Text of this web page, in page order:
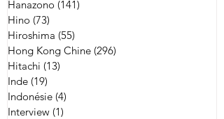
Hanazono (141)
Hino (73)
Hiroshima (55)
Hong Kong Chine (296)
Hitachi (13)
Inde (19)
Indonésie (4)
Interview (1)